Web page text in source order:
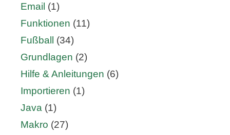
Email (1)
Funktionen (11)
Fußball (34)
Grundlagen (2)
Hilfe & Anleitungen (6)
Importieren (1)
Java (1)
Makro (27)